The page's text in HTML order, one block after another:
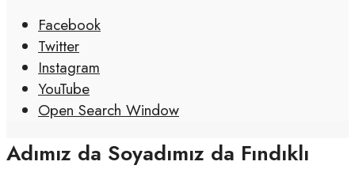
Facebook
Twitter
Instagram
YouTube
Open Search Window
Adımız da Soyadımız da Fındıklı